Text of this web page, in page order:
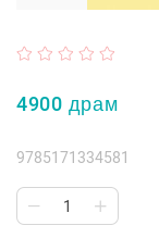
4900 драм
9785171334581